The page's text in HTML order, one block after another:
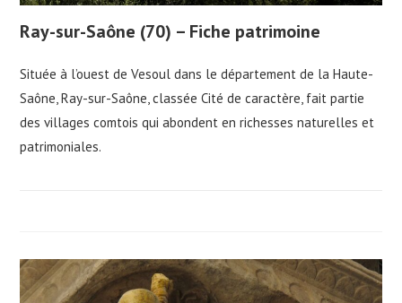
Ray-sur-Saône (70) – Fiche patrimoine
Située à l’ouest de Vesoul dans le département de la Haute-
Saône, Ray-sur-Saône, classée Cité de caractère, fait partie
des villages comtois qui abondent en richesses naturelles et
patrimoniales.